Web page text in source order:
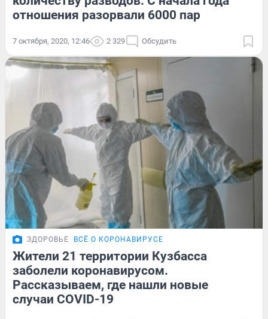
отношения разорвали 6000 пар
7 октября, 2020, 12:46 2 329 Обсудить
ЗДОРОВЬЕ ВСЁ О КОРОНАВИРУСЕ
Жители 21 территории Кузбасса
заболели коронавирусом.
Рассказываем, где нашли новые
случаи COVID-19